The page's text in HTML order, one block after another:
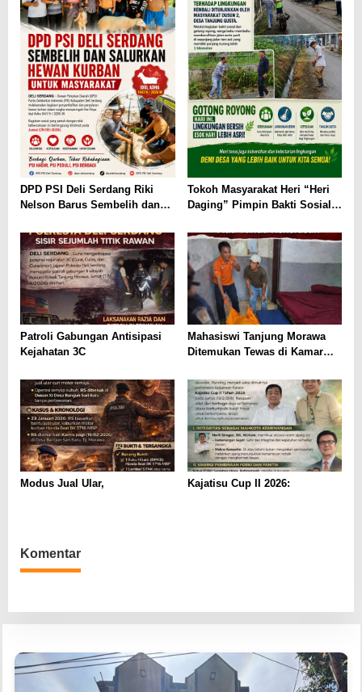
DPD PSI Deli Serdang Riki
Nelson Barus Sembelih dan
Masyarakat
Tokoh Masyarakat Heri “Heri
Daging” Pimpin Bakti Sosial
Tani, Dihadiri Calon Kades St.
Benget Sihombing Nomor
Urut 2
Patroli Gabungan Antisipasi
Kejahatan 3C
Mahasiswi Tanjung Morawa
Ditemukan Tewas di Kamar
Tanda Kekerasan
Modus Jual Ular, Kajatisu Cup II 2026:
Komentar